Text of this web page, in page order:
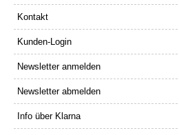
Kontakt
Kunden-Login
Newsletter anmelden
Newsletter abmelden
Info über Klarna